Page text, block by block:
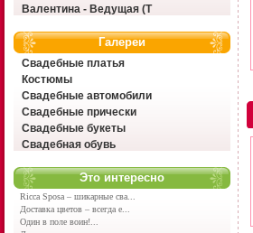
Валентина - Ведущая (Т
Галереи
Свадебные платья
Костюмы
Свадебные автомобили
Свадебные прически
Свадебные букеты
Свадебная обувь
Это интересно
Ricca Sposa – шикарные сва...
Доставка цветов – всегда е...
Один в поле воин!...